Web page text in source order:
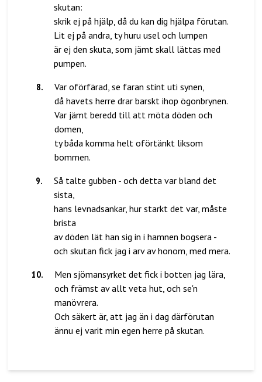
skutan:
skrik ej på hjälp, då du kan dig hjälpa förutan.
Lit ej på andra, ty huru usel och lumpen
är ej den skuta, som jämt skall lättas med
8.
Var oförfärad, se faran stint uti synen,
då havets herre drar barskt ihop ögonbrynen.
Var jämt beredd till att möta döden och
domen,
ty båda komma helt oförtänkt liksom
9.
Så talte gubben - och detta var bland det
sista,
hans levnadsankar, hur starkt det var, måste
brista
av döden lät han sig in i hamnen bogsera -
10.
Men sjömansyrket det fick i botten jag lära,
och främst av allt veta hut, och se'n
manövrera.
Och säkert är, att jag än i dag därförutan
ännu ej varit min egen herre på skutan.